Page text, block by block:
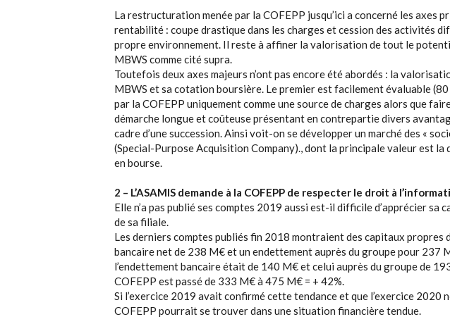
La restructuration menée par la COFEPP jusqu’ici a concerné les axes
rentabilité : coupe drastique dans les charges et cession des activités
propre environnement. Il reste à affiner la valorisation de tout le
MBWS comme cité supra.
Toutefois deux axes majeurs n’ont pas encore été abordés : la
MBWS et sa cotation boursière. Le premier est facilement évaluable
par la COFEPP uniquement comme une source de charges alors que
démarche longue et coûteuse présentant en contrepartie divers
cadre d’une succession. Ainsi voit-on se développer un marché des «
(Special-Purpose Acquisition Company)., dont la principale valeur est
en bourse.
2 – L’ASAMIS demande à la COFEPP de respecter le droit à
Elle n’a pas publié ses comptes 2019 aussi est-il difficile d’apprécier sa
de sa filiale.
Les derniers comptes publiés fin 2018 montraient des capitaux propres
bancaire net de 238 M€ et un endettement auprès du groupe pour 237
l’endettement bancaire était de 140 M€ et celui auprès du groupe de
COFEPP est passé de 333 M€ à 475 M€ = + 42%.
Si l’exercice 2019 avait confirmé cette tendance et que l’exercice 2020
COFEPP pourrait se trouver dans une situation financière tendue.